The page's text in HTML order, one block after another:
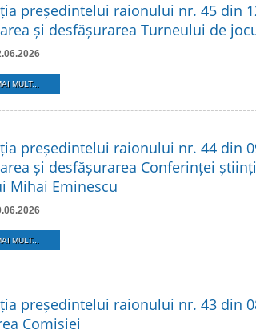
președintelui raionului nr. 45 din
și desfășurarea Turneului de
MULT...
președintelui raionului nr. 44 din
și desfășurarea Conferinței
Mihai Eminescu
MULT...
președintelui raionului nr. 43 din
Comisiei